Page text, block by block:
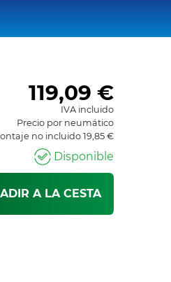
119,09 €
IVA incluido
Precio por neumático
no incluido 19,85 €
Disponible
A LA CESTA